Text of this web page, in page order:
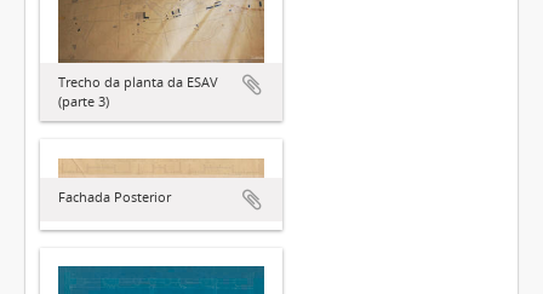
Trecho da planta da ESAV
(parte 3)
Fachada Posterior